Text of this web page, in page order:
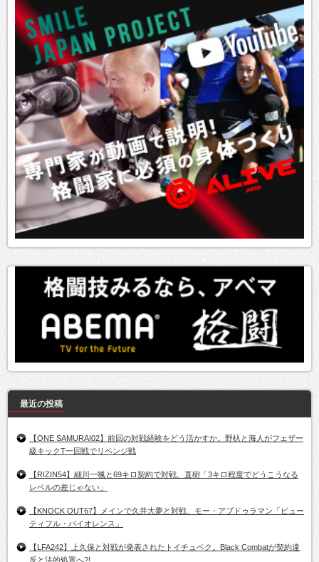
最近の投稿
【ONE SAMURAI02】前回の対戦経験をどう活かすか。野杁と海人がフェザー
級キックT一回戦でリベンジ戦
【RIZIN54】細川一颯と69キロ契約で対戦、直樹「3キロ程度でどうこうなる
レベルの差じゃない」
【KNOCK OUT67】メインで久井大夢と対戦、モー・アブドゥラマン「ビュー
ティフル・バイオレンス」
【LFA242】上久保と対戦が発表されたトイチュベク。Black Combatが契約違
反と法的処置へ?!